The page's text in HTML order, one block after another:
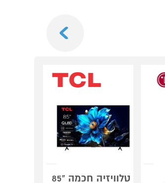
טלוויזיה חכמה "85